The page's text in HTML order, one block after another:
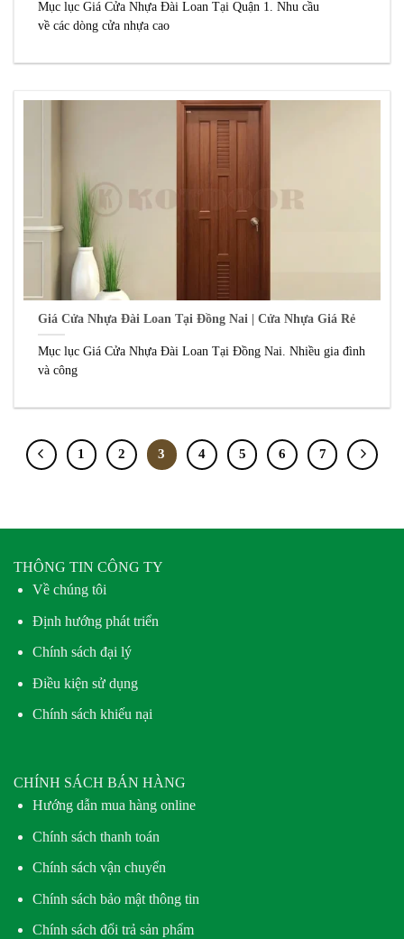
Mục lục Giá Cửa Nhựa Đài Loan Tại Quận 1. Nhu cầu
về các dòng cửa nhựa cao
Giá Cửa Nhựa Đài Loan Tại Đồng Nai | Cửa Nhựa Giá Rẻ
Mục lục Giá Cửa Nhựa Đài Loan Tại Đồng Nai. Nhiều gia đình
và công
1 2 3 4 5 6 7
THÔNG TIN CÔNG TY
Về chúng tôi
Định hướng phát triển
Chính sách đại lý
Điều kiện sử dụng
Chính sách khiếu nại
CHÍNH SÁCH BÁN HÀNG
Hướng dẫn mua hàng online
Chính sách thanh toán
Chính sách vận chuyển
Chính sách bảo mật thông tin
Chính sách đổi trả sản phẩm